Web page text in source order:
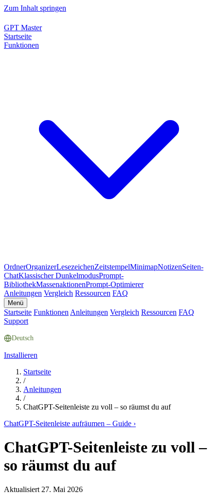
Zum Inhalt springen
GPT Master
Startseite
Funktionen
OrdnerOrganizerLesezeichenZeitstempelMinimapNotizenSeiten-
ChatKlassischer DunkelmodusPrompt-
BibliothekMassenaktionenPrompt-Optimierer
Anleitungen Vergleich Ressourcen FAQ
Menü
Startseite Funktionen Anleitungen Vergleich Ressourcen FAQ
Support
Deutsch
Installieren
Startseite
/
Anleitungen
/
ChatGPT-Seitenleiste zu voll – so räumst du auf
ChatGPT-Seitenleiste aufräumen – Guide ›
ChatGPT-Seitenleiste zu voll –
so räumst du auf
Aktualisiert 27. Mai 2026